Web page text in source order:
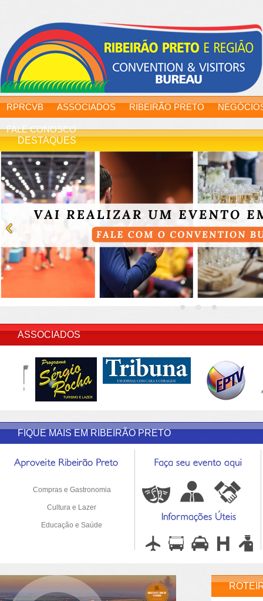
RPRCVB ASSOCIADOS RIBEIRÃO PRETO
FALE CONOSCO
DESTAQUES
ASSOCIADOS
FIQUE MAIS EM RIBEIRÃO PRETO
Compras e Gastronomia
Cultura e Lazer
Educação e Saúde